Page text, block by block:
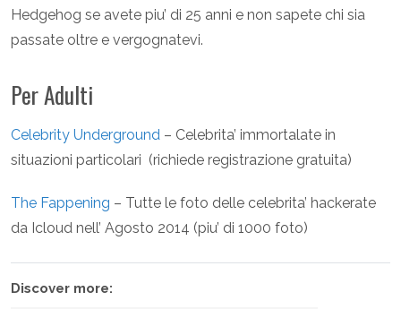
Hedgehog se avete piu’ di 25 anni e non sapete chi sia
passate oltre e vergognatevi.
Per Adulti
Celebrity Underground – Celebrita’ immortalate in
situazioni particolari (richiede registrazione gratuita)
The Fappening – Tutte le foto delle celebrita’ hackerate
da Icloud nell’ Agosto 2014 (piu’ di 1000 foto)
Discover more: